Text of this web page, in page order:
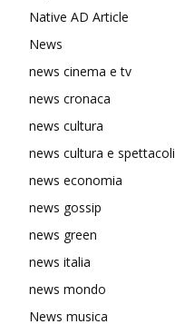
Native AD Article
News
news cinema e tv
news cronaca
news cultura
news cultura e spettacoli
news economia
news gossip
news green
news italia
news mondo
News musica